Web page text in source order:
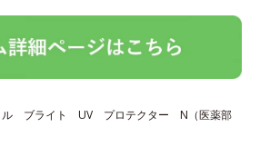
ル ブライト UV プロテクター N（医薬部